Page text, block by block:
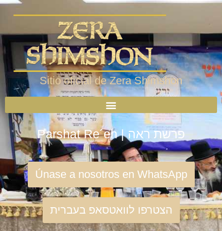
Sitio oficial de Zera Shimshon
Parshat Re´eh | פרשת ראה
Únase a nosotros en WhatsApp
הצטרפו לוואטסאפ בעברית